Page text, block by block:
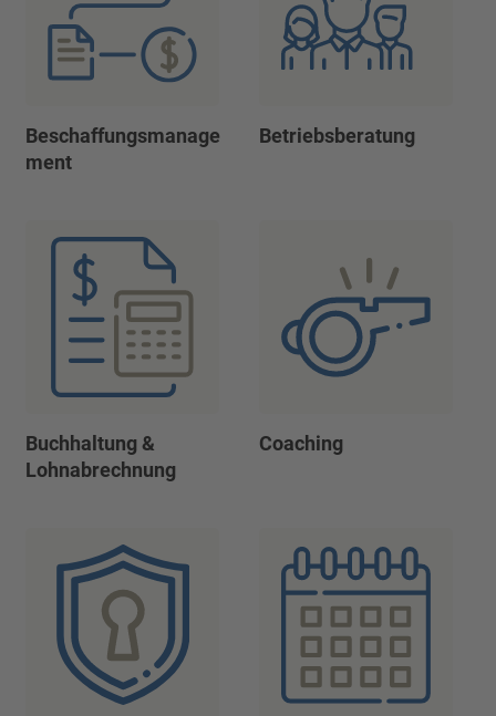
Beschaffungsmanage
ment
Betriebsberatung
Buchhaltung &
Lohnabrechnung
Coaching